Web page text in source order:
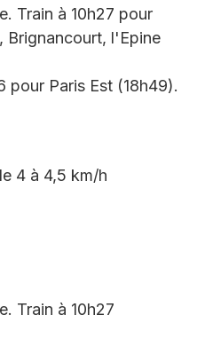
Train à 10h27 pour
Brignancourt, l'Epine
pour Paris Est (18h49).
4 à 4,5 km/h
Train à 10h27